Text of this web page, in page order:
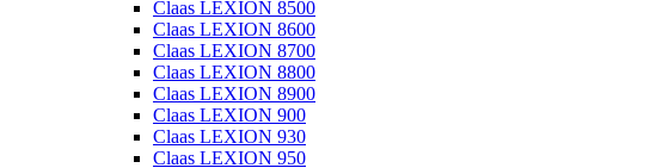
Claas LEXION 8500
Claas LEXION 8600
Claas LEXION 8700
Claas LEXION 8800
Claas LEXION 8900
Claas LEXION 900
Claas LEXION 930
Claas LEXION 950